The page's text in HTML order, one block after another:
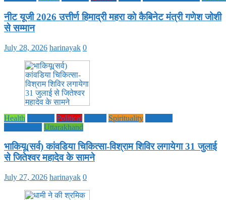
नीट यूजी 2026 उत्तीर्ण हिमाद्री महरा को कैबिनेट मंत्री गणेश जोशी
से सम्मान
July 28, 2026 harinayak 0
Health Political Spirituality
Uttarakhand
भाकियू(सर्व) कांवडिया चिकित्सा-विश्राम शिविर लगायेगा 31 जुलाई
से जितेश्वर महादेव के सामने
July 27, 2026 harinayak 0